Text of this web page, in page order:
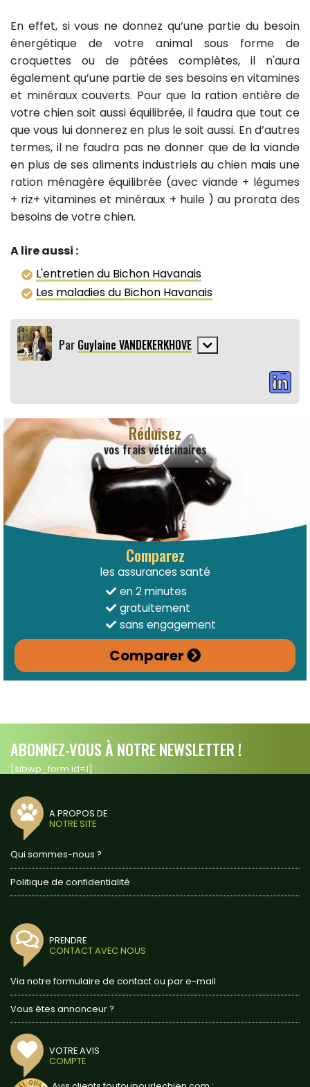
En effet, si vous ne donnez qu’une partie du besoin
énergétique de votre animal sous forme de
croquettes ou de pâtées complètes, il n'aura
également qu’une partie de ses besoins en vitamines
et minéraux couverts. Pour que la ration entière de
votre chien soit aussi équilibrée, il faudra que tout ce
que vous lui donnerez en plus le soit aussi. En d’autres
termes, il ne faudra pas ne donner que de la viande
en plus de ses aliments industriels au chien mais une
ration ménagère équilibrée (avec viande + légumes
+ riz+ vitamines et minéraux + huile ) au prorata des
besoins de votre chien.
A lire aussi :
L'entretien du Bichon Havanais
Les maladies du Bichon Havanais
Par Guylaine VANDEKERKHOVE
Réduisez
vos frais vétérinaires
Comparez
les assurances santé
en 2 minutes
gratuitement
sans engagement
Comparer
ABONNEZ-VOUS À NOTRE NEWSLETTER !
[sibwp_form id=1]
A PROPOS DE
NOTRE SITE
Qui sommes-nous ?
Politique de confidentialité
PRENDRE
CONTACT AVEC NOUS
Via notre formulaire de contact ou par e-mail
Vous êtes annonceur ?
VOTRE AVIS
COMPTE